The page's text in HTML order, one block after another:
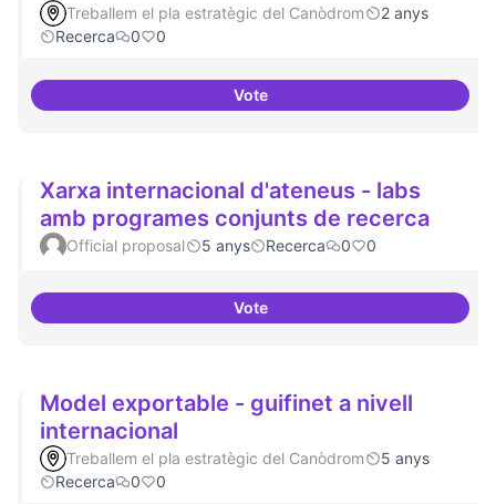
Treballem el pla estratègic del Canòdrom
2 anys
Recerca
0 0
VoteErasmus Canòdrom
Xarxa internacional d'ateneus - labs
amb programes conjunts de recerca
Official proposal 5 anys Recerca 0 0
VoteXarxa internacional d'ateneus -
Model exportable - guifinet a nivell
internacional
Treballem el pla estratègic del Canòdrom
5 anys
Recerca
0 0